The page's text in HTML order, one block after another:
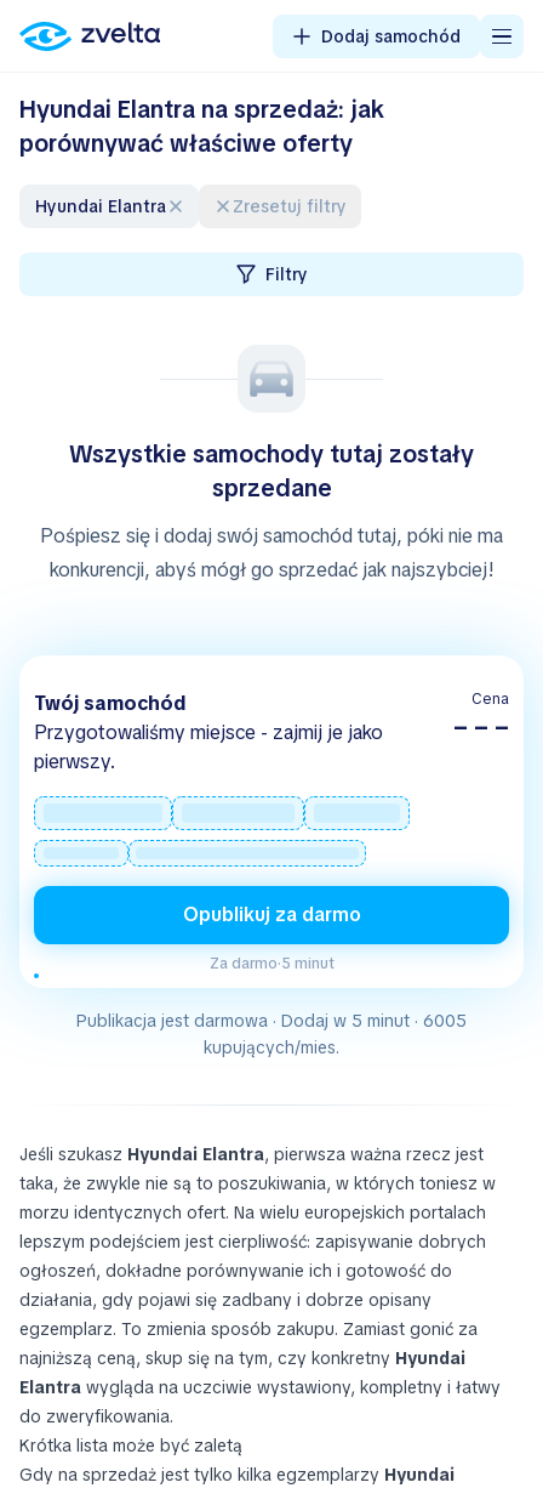
Dodaj samochód
Hyundai Elantra na sprzedaż: jak
porównywać właściwe oferty
Hyundai Elantra Zresetuj filtry
Filtry
Wszystkie samochody tutaj zostały
sprzedane
Pośpiesz się i dodaj swój samochód tutaj, póki nie ma
konkurencji, abyś mógł go sprzedać jak najszybciej!
Twój samochód
Przygotowaliśmy miejsce - zajmij je jako
pierwszy.
Cena
– – –
Opublikuj za darmo
Za darmo·5 minut
Publikacja jest darmowa · Dodaj w 5 minut · 6005
kupujących/mies.
Jeśli szukasz Hyundai Elantra, pierwsza ważna rzecz jest
taka, że zwykle nie są to poszukiwania, w których toniesz w
morzu identycznych ofert. Na wielu europejskich portalach
lepszym podejściem jest cierpliwość: zapisywanie dobrych
ogłoszeń, dokładne porównywanie ich i gotowość do
działania, gdy pojawi się zadbany i dobrze opisany
egzemplarz. To zmienia sposób zakupu. Zamiast gonić za
najniższą ceną, skup się na tym, czy konkretny Hyundai
Elantra wygląda na uczciwie wystawiony, kompletny i łatwy
do zweryfikowania.
Krótka lista może być zaletą
Gdy na sprzedaż jest tylko kilka egzemplarzy Hyundai